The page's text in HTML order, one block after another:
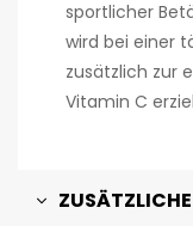
sportlicher
wird bei einer
zusätzlich zur
Vitamin C